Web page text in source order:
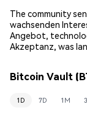
The community
wachsenden
Angebot,
Akzeptanz, was
Bitcoin Vault
1D 7D 1M